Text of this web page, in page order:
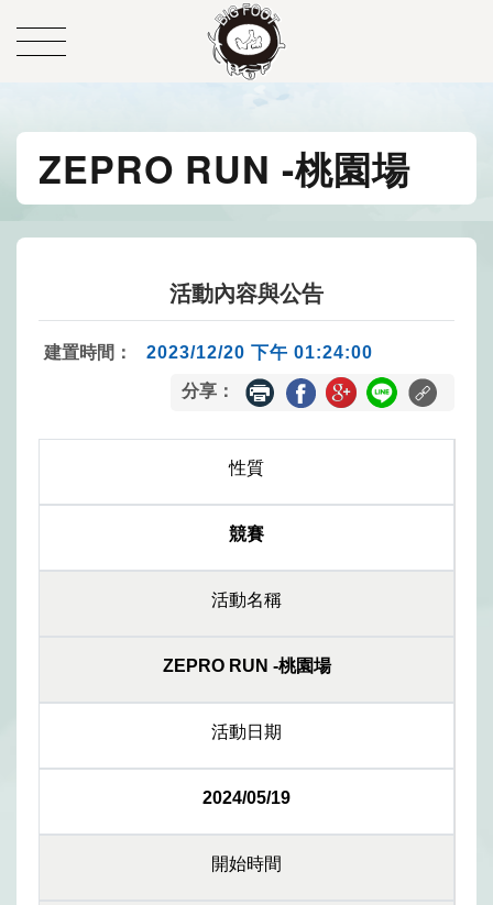
ZEPRO RUN -桃園場
活動內容與公告
建置時間： 2023/12/20 下午 01:24:00
分享：
性質
競賽
活動名稱
ZEPRO RUN -桃園場
活動日期
2024/05/19
開始時間